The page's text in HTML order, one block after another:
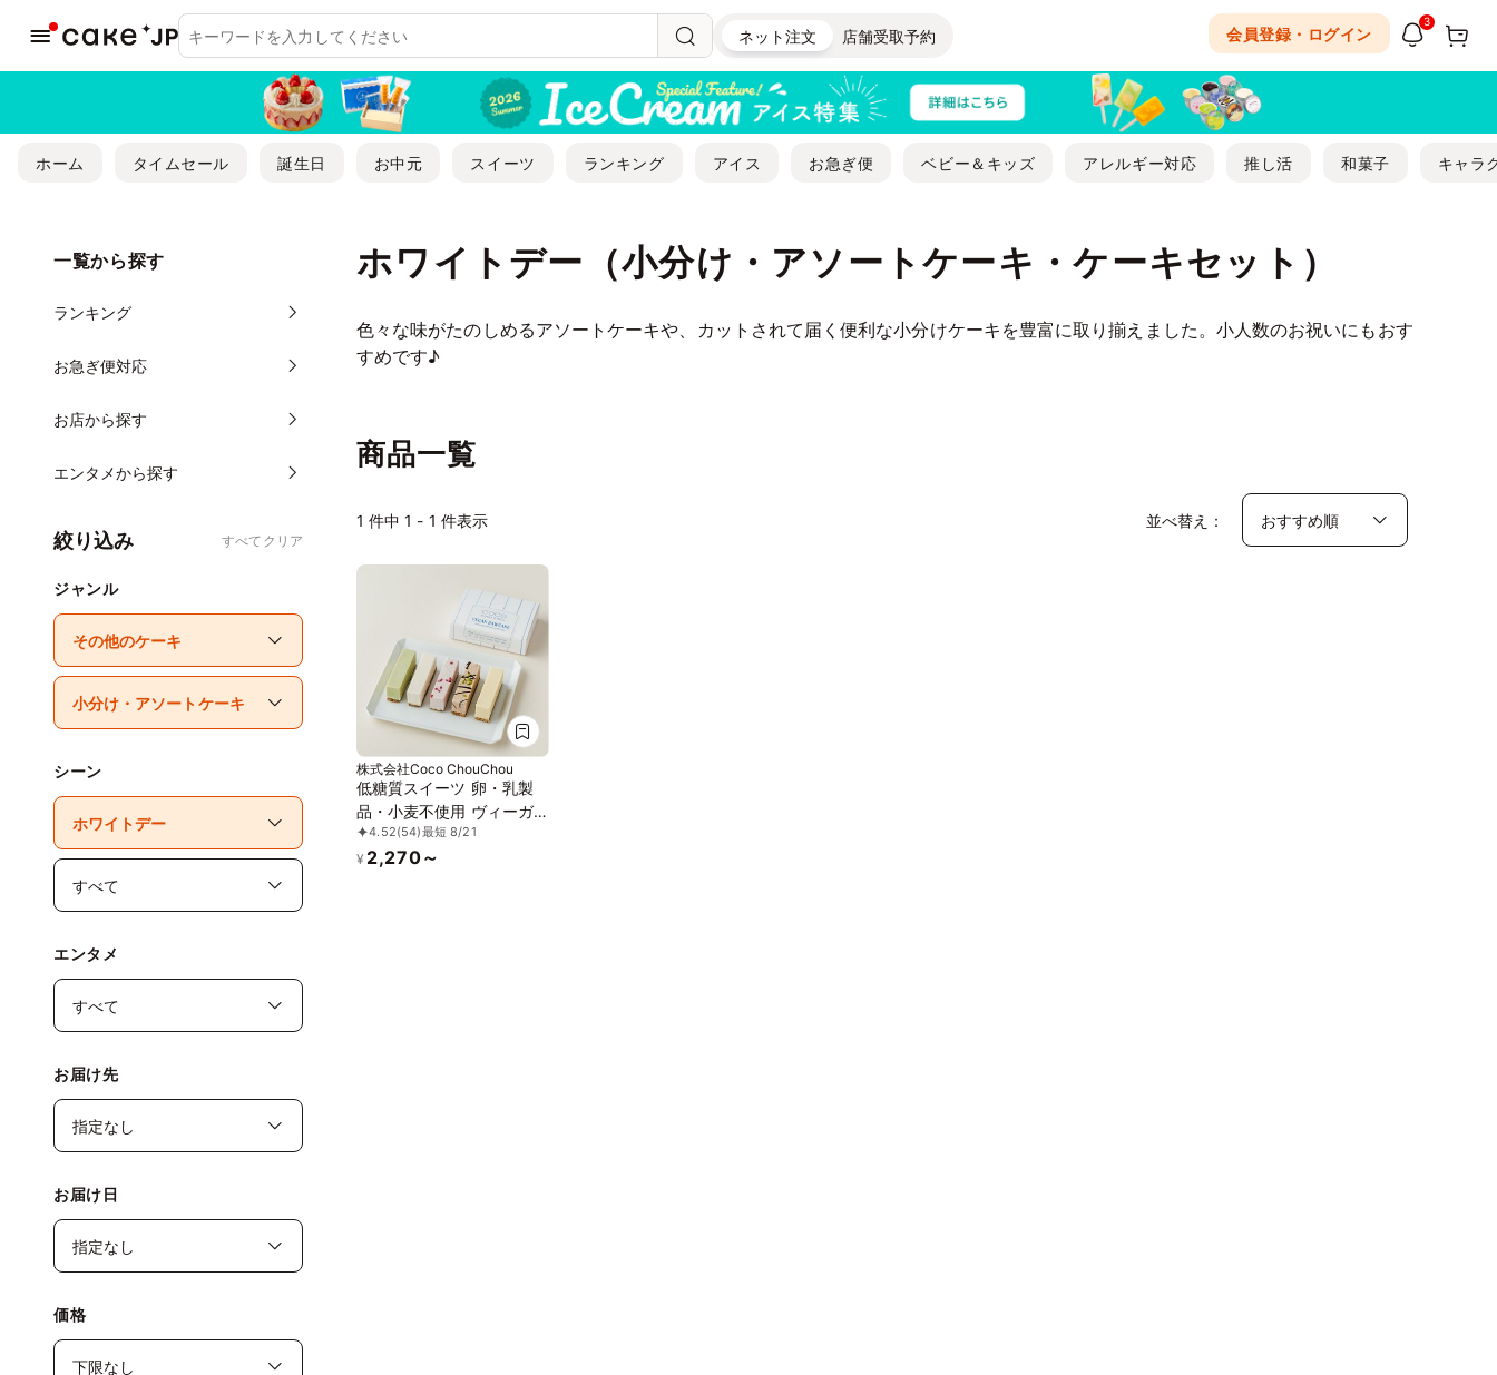
ネット注文 店舗受取予約 会員登録・ログイン
3
ホーム タイムセール 誕生日 お中元 スイーツ ランキング アイス お急ぎ便 ベビー＆キッズ アレルギー対応 推し活 和菓子 キャラ
ホワイトデー（小分け・アソートケーキ・ケーキセット）
色々な味がたのしめるアソートケーキや、カットされて届く便利な小分けケーキを豊富に取り揃えました。小人数のお祝いにもおす
すめです♪
一覧から探す
ランキング
お急ぎ便対応
お店から探す
エンタメから探す
絞り込み すべてクリア
ジャンル
シーン
エンタメ
お届け先
お届け日
価格
商品一覧
1 件中 1 - 1 件表示 並べ替え：
株式会社Coco ChouChou
低糖質スイーツ 卵・乳製
品・小麦不使用 ヴィーガ
ンローケーキ 5種5本セッ
ト《ヴィーガンスイーツ》
4.52(54)最短 8/21
¥ 2,270～